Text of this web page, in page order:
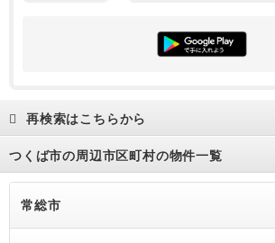
再検索はこちらから
つくば市の周辺市区町村の物件一覧
常総市